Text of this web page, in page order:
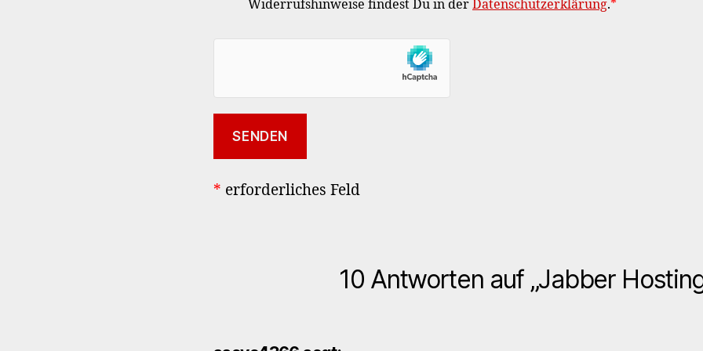
Widerrufshinweise findest Du in der Datenschutzerklärung.*
* erforderliches Feld
10 Antworten auf „Jabber